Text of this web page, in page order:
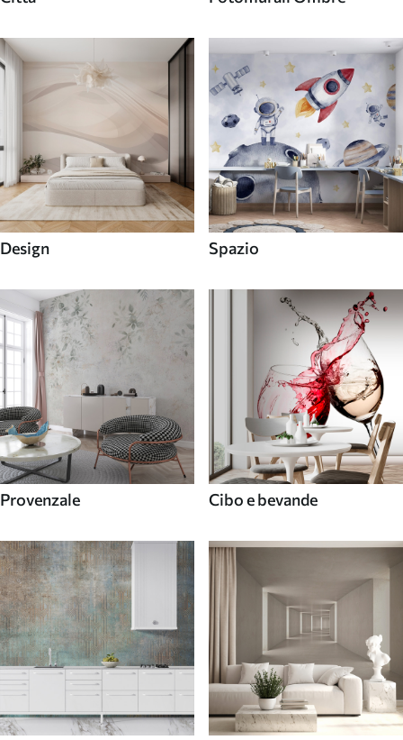
Design Spazio
Provenzale Cibo e bevande